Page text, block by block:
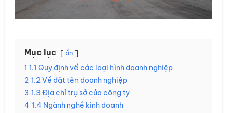
Mục lục ẩn
1 1.1 Quy định về các loại hình doanh nghiệp
2 1.2 Về đặt tên doanh nghiệp
3 1.3 Địa chỉ trụ sở của công ty
4 1.4 Ngành nghề kinh doanh